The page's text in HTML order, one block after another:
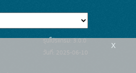
รุ่นโปรแกรม: 3.0.0
วันที่: 2025-06-10
x